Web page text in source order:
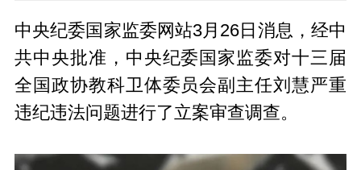
中央纪委国家监委网站3月26日消息，经中
共中央批准，中央纪委国家监委对十三届
全国政协教科卫体委员会副主任刘慧严重
违纪违法问题进行了立案审查调查。